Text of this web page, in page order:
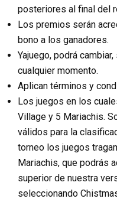
posteriores al final del
Los premios serán
bono a los ganadores.
Yajuego, podrá
cualquier momento.
Aplican términos y
Los juegos en los
Village y 5 Mariachis.
válidos para la
torneo los juegos
Mariachis, que podrás
superior de nuestra
seleccionando